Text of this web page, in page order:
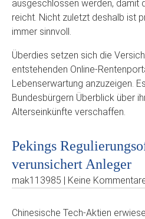
ausgeschlossen werden, damit
reicht. Nicht zuletzt deshalb ist
immer sinnvoll.
Überdies setzen sich die
entstehenden Online-
Lebenserwartung anzuzeigen.
Bundesbürgern Überblick über
Alterseinkünfte verschaffen.
Pekings
verunsichert Anleger
mak113985 | Keine
Chinesische Tech-Aktien